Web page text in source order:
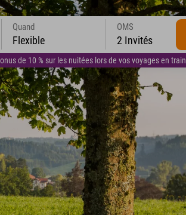
de 10 % sur les nuitées lors de vos voyages en train
Quand
Flexible
OMS
2 Invités